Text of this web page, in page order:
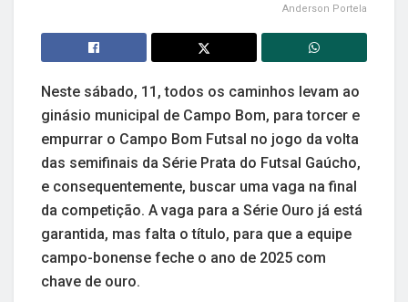
Anderson Portela
Neste sábado, 11, todos os caminhos levam ao
ginásio municipal de Campo Bom, para torcer e
empurrar o Campo Bom Futsal no jogo da volta
das semifinais da Série Prata do Futsal Gaúcho,
e consequentemente, buscar uma vaga na final
da competição. A vaga para a Série Ouro já está
garantida, mas falta o título, para que a equipe
campo-bonense feche o ano de 2025 com
chave de ouro.